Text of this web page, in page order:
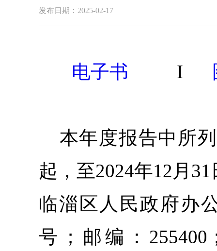
发布日期：2025-02-17
电子书 Ι
本年度报告中所
起，至2024年12月
临淄区人民政府办
号；邮编：255400